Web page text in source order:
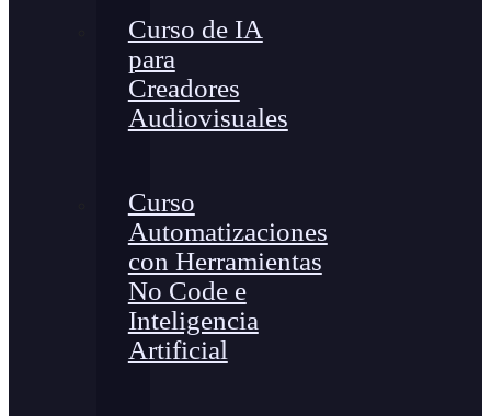
Curso de IA
para
Creadores
Audiovisuales
Curso
Automatizaciones
con Herramientas
No Code e
Inteligencia
Artificial